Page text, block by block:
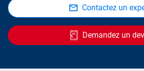
Contactez un
Demandez un